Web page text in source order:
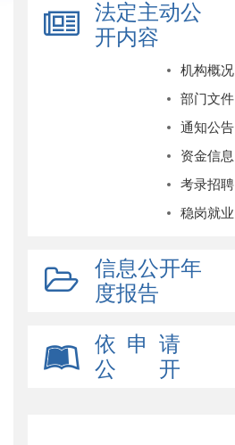
法定主动公
开内容
机构概况
部门文件
通知公告
资金信息
考录招聘
稳岗就业
信息公开年
度报告
依 申 请
公 开